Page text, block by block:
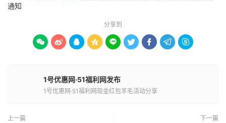
通知
分享到
        
1号优惠网·51福利网发布
1号优惠网·51福利网现金红包羊毛活动分享
上一篇 下一篇